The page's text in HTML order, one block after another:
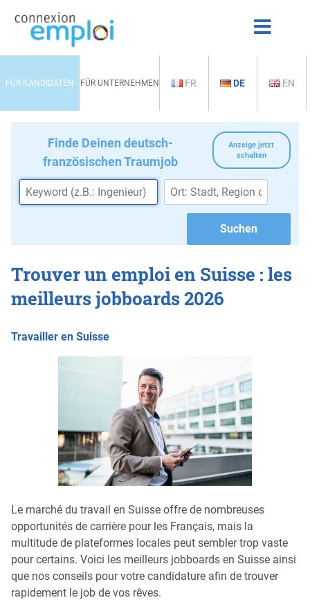
FÜR KANDIDATEN FÜR UNTERNEHMEN FR DE EN
Anzeige jetzt
schalten
Finde Deinen deutsch-
französischen Traumjob
Trouver un emploi en Suisse : les
meilleurs jobboards 2026
Travailler en Suisse
Le marché du travail en Suisse offre de nombreuses
opportunités de carrière pour les Français, mais la
multitude de plateformes locales peut sembler trop vaste
pour certains. Voici les meilleurs jobboards en Suisse ainsi
que nos conseils pour votre candidature afin de trouver
rapidement le job de vos rêves.